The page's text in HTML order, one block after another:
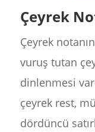
Çeyrek
Çeyrek
vuruş tutan
dinlenmesi
çeyrek rest,
dördüncü